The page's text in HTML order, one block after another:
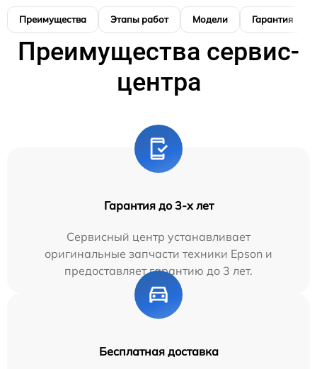
Преимущества Этапы работ Модели Гарантия
Преимущества сервис-
центра
Гарантия до 3-х лет
Сервисный центр устанавливает
оригинальные запчасти техники Epson и
предоставляет гарантию до 3 лет.
Бесплатная доставка